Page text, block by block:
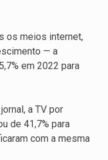
os meios internet,
— a
em 2022 para
a TV por
de 41,7% para
com a mesma